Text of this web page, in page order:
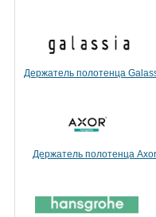
Держатель полотенца
Держатель полотенца Axor